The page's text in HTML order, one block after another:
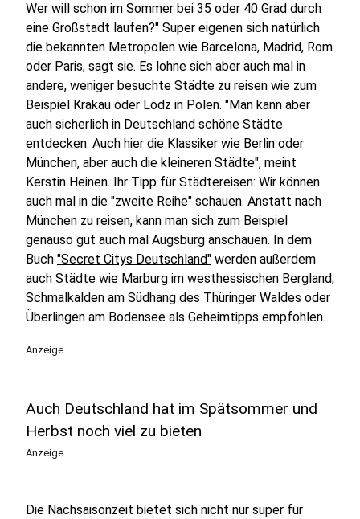
Wer will schon im Sommer bei 35 oder 40 Grad durch
eine Großstadt laufen?" Super eigenen sich natürlich
die bekannten Metropolen wie Barcelona, Madrid, Rom
oder Paris, sagt sie. Es lohne sich aber auch mal in
andere, weniger besuchte Städte zu reisen wie zum
Beispiel Krakau oder Lodz in Polen. "Man kann aber
auch sicherlich in Deutschland schöne Städte
entdecken. Auch hier die Klassiker wie Berlin oder
München, aber auch die kleineren Städte", meint
Kerstin Heinen. Ihr Tipp für Städtereisen: Wir können
auch mal in die "zweite Reihe" schauen. Anstatt nach
München zu reisen, kann man sich zum Beispiel
genauso gut auch mal Augsburg anschauen. In dem
Buch "Secret Citys Deutschland" werden außerdem
auch Städte wie Marburg im westhessischen Bergland,
Schmalkalden am Südhang des Thüringer Waldes oder
Überlingen am Bodensee als Geheimtipps empfohlen.
Anzeige
Auch Deutschland hat im Spätsommer und
Herbst noch viel zu bieten
Anzeige
Die Nachsaisonzeit bietet sich nicht nur super für